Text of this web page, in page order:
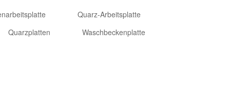
Quarz-Arbeitsplatte
Quarzplatten
Waschbeckenplatte